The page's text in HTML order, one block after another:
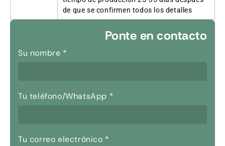
de que se confirmen todos los detalles
Ponte en contacto
Su nombre *
Tu teléfono/WhatsApp *
Tu correo electrónico *